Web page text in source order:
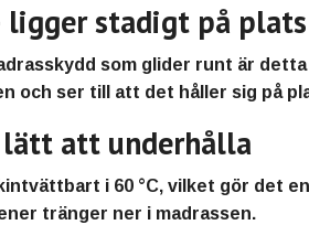
ligger stadigt på plats
som glider runt är
och ser till att det håller sig på
lätt att underhålla
i 60 °C, vilket gör det
tränger ner i madrassen.